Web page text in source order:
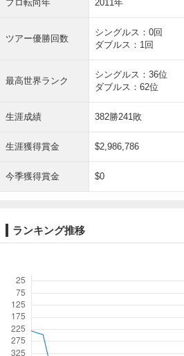
プロ転向年 2011年
ツアー優勝回数
シングルス：0回
ダブルス：1回
最高世界ランク
シングルス：36位
ダブルス：62位
生涯成績 382勝241敗
生涯獲得賞金 $2,986,786
今季獲得賞金 $0
ランキング推移